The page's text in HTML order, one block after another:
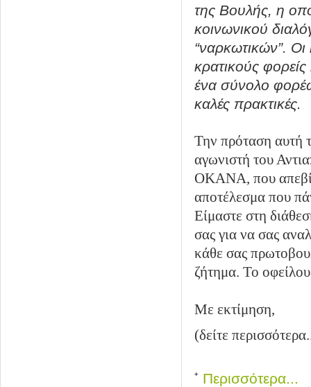
της Βουλής, η
κοινωνικού
“ναρκωτικών”. Οι
κρατικούς
ένα σύνολο
καλές πρακτικές.
Την πρόταση αυτή
αγωνιστή του
ΟΚΑΝΑ, που
αποτέλεσμα που
Είμαστε στη
σας για να σας
κάθε σας
ζήτημα. Το
Με εκτίμηση,
(δείτε
Περισσότερα...